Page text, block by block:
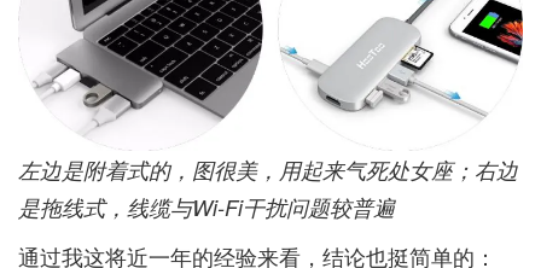
左边是附着式的，图很美，用起来气死处女座；右边
是拖线式，线缆与Wi-Fi干扰问题较普遍
通过我这将近一年的经验来看，结论也挺简单的：